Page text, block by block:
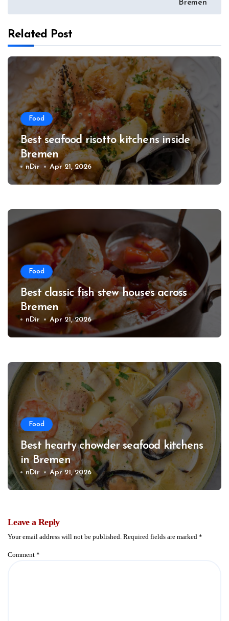
Bremen
Related Post
Food
Best seafood risotto kitchens inside
Bremen
nDir Apr 21, 2026
Food
Best classic fish stew houses across
Bremen
nDir Apr 21, 2026
Food
Best hearty chowder seafood kitchens
in Bremen
nDir Apr 21, 2026
Leave a Reply
Your email address will not be published. Required fields are marked *
Comment *